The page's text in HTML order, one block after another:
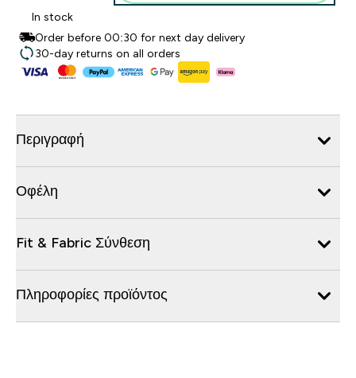
In stock
Order before 00:30 for next day delivery
30-day returns on all orders
Περιγραφή
Οφέλη
Fit & Fabric Σύνθεση
Πληροφορίες προϊόντος